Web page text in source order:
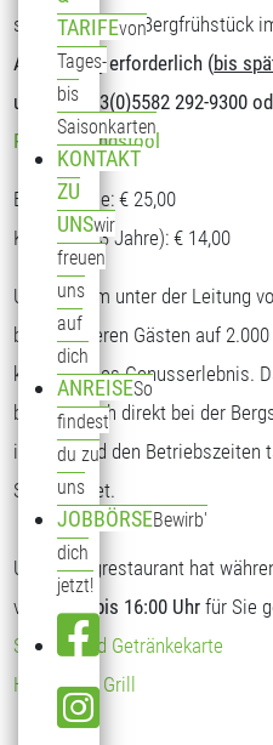
TARIFEvon
Tages-
bis
Saisonkarten
KONTAKT
ZU
UNSwir
freuen
uns
auf
dich
ANREISESo
findest
du zu
uns
JOBBÖRSEBewirb'
dich
jetzt!
schmackhaften Bergfrühstück
Anmeldung erforderlich (bis
unter T: +43(0)5582 292-9300
Reservierungstool
Erwachsene: € 25,00
Kinder (5-13 Jahre): € 14,00
Unser Team unter der Leitung
bietet unseren Gästen auf
kulinarisches Genusserlebnis.
befindet sich direkt bei der
ist während den Betriebszeiten
Sie geöffnet.
Unser Bergrestaurant hat
von
09:00 bis 16:00 Uhr für Sie
Speise- und Getränkekarte
Hendl vom Grill